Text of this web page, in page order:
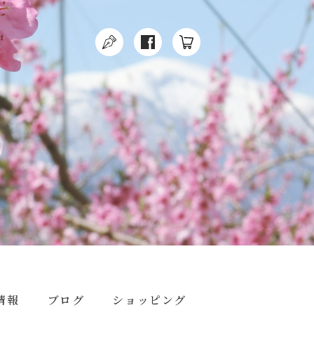
報 ブログ ショッピング